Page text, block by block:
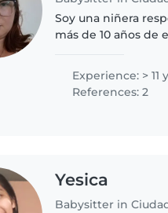
Soy una niñera
más de 10 años
necesidades
Experience: > 11
References: 2
Yesica